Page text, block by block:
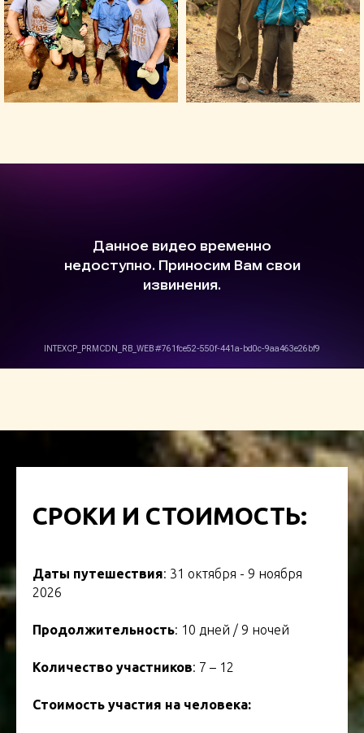
СРОКИ И СТОИМОСТЬ:
Даты путешествия: 31 октября - 9 ноября
2026
Продолжительность: 10 дней / 9 ночей
Количество участников: 7 – 12
Стоимость участия на человека: